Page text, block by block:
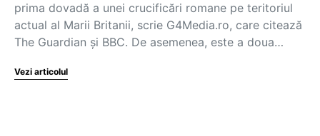
prima dovadă a unei crucificări romane pe teritoriul
actual al Marii Britanii, scrie G4Media.ro, care citează
The Guardian și BBC. De asemenea, este a doua…
Vezi articolul